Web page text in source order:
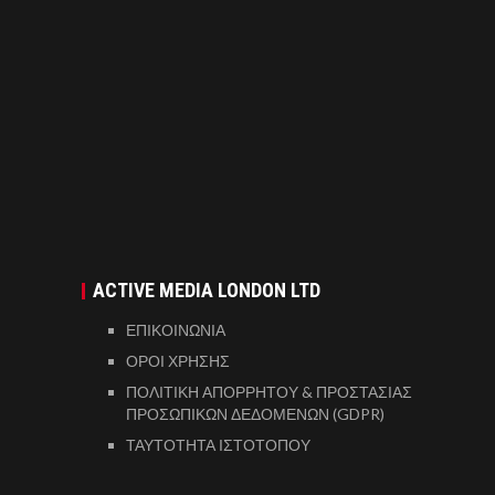
ACTIVE MEDIA LONDON LTD
ΕΠΙΚΟΙΝΩΝΙΑ
ΟΡΟΙ ΧΡΗΣΗΣ
ΠΟΛΙΤΙΚΗ ΑΠΟΡΡΗΤΟΥ & ΠΡΟΣΤΑΣΙΑΣ
ΠΡΟΣΩΠΙΚΩΝ ΔΕΔΟΜΕΝΩΝ (GDPR)
ΤΑΥΤΟΤΗΤΑ ΙΣΤΟΤΟΠΟΥ